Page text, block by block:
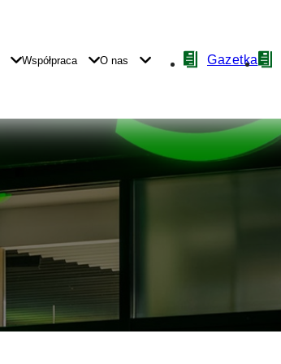
Współpraca O nas
NawigacjaGazetka